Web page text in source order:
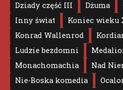
Dziady część III
Dżuma
Inny świat
Koniec wieku
Konrad Wallenrod
Ludzie bezdomni
Monachomachia
Nad
Nie-Boska komedia